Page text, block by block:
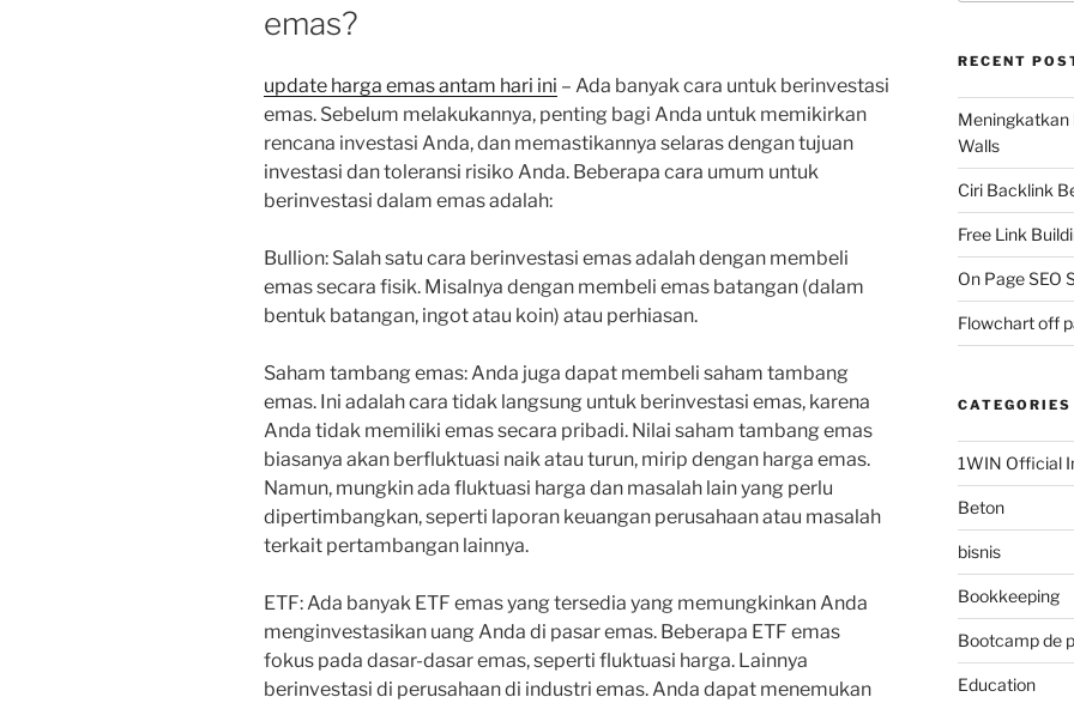
emas?
update harga emas antam hari ini – Ada banyak cara untuk berinvestasi
emas. Sebelum melakukannya, penting bagi Anda untuk memikirkan
rencana investasi Anda, dan memastikannya selaras dengan tujuan
investasi dan toleransi risiko Anda. Beberapa cara umum untuk
berinvestasi dalam emas adalah:
Bullion: Salah satu cara berinvestasi emas adalah dengan membeli
emas secara fisik. Misalnya dengan membeli emas batangan (dalam
bentuk batangan, ingot atau koin) atau perhiasan.
Saham tambang emas: Anda juga dapat membeli saham tambang
emas. Ini adalah cara tidak langsung untuk berinvestasi emas, karena
Anda tidak memiliki emas secara pribadi. Nilai saham tambang emas
biasanya akan berfluktuasi naik atau turun, mirip dengan harga emas.
Namun, mungkin ada fluktuasi harga dan masalah lain yang perlu
dipertimbangkan, seperti laporan keuangan perusahaan atau masalah
terkait pertambangan lainnya.
ETF: Ada banyak ETF emas yang tersedia yang memungkinkan Anda
menginvestasikan uang Anda di pasar emas. Beberapa ETF emas
fokus pada dasar-dasar emas, seperti fluktuasi harga. Lainnya
berinvestasi di perusahaan di industri emas. Anda dapat menemukan
RECENT
Meningkatkan
Walls
Ciri Backlink
Free Link
On Page SEO
Flowchart off
CATEGORIES
1WIN Official
Beton
bisnis
Bookkeeping
Bootcamp de
Education